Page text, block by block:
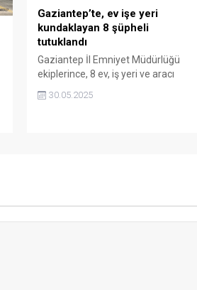
Gaziantep’te, ev işe yeri
kundaklayan 8 şüpheli
tutuklandı
Gaziantep İl Emniyet Müdürlüğü
ekiplerince, 8 ev, iş yeri ve aracı
kurşunlayıp kundakladıkları
belirlenen ve gözaltına alınan 8
30.05.2025